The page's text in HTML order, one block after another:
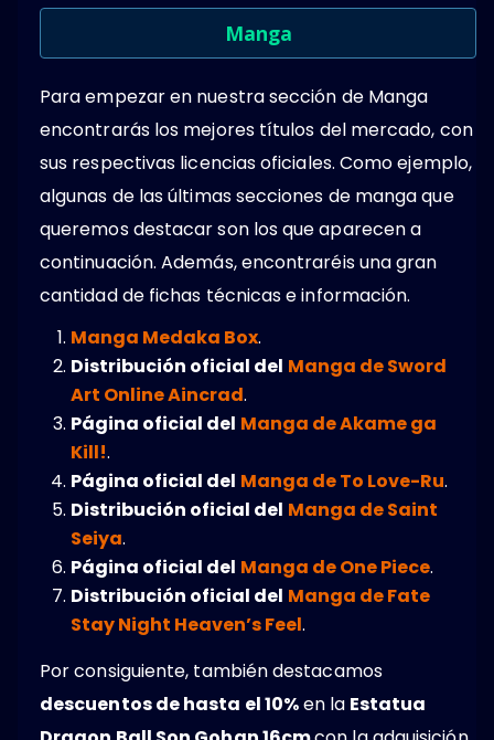
Manga
Para empezar en nuestra sección de Manga
encontrarás los mejores títulos del mercado, con
sus respectivas licencias oficiales. Como ejemplo,
algunas de las últimas secciones de manga que
queremos destacar son los que aparecen a
continuación. Además, encontraréis una gran
cantidad de fichas técnicas e información.
Manga Medaka Box.
Distribución oficial del Manga de Sword
Art Online Aincrad.
Página oficial del Manga de Akame ga
Kill!.
Página oficial del Manga de To Love-Ru.
Distribución oficial del Manga de Saint
Seiya.
Página oficial del Manga de One Piece.
Distribución oficial del Manga de Fate
Stay Night Heaven’s Feel.
Por consiguiente, también destacamos
descuentos de hasta el 10%en la Estatua